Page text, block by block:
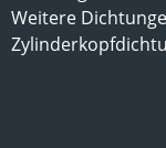
Weitere